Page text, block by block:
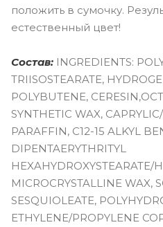
положить в сумочку.
естественный цвет!
Состав: INGREDIENTS:
TRIISOSTEARATE,
POLYBUTENE,
SYNTHETIC WAX,
PARAFFIN, C12-15 ALKYL
DIPENTAERYTHRITYL
HEXAHYDROXYSTEARATE/
MICROCRYSTALLINE WAX,
SESQUIOLEATE,
ETHYLENE/PROPYLENE